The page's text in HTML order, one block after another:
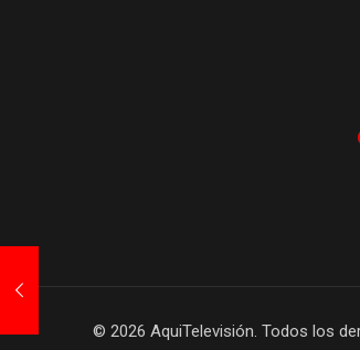
© 2026 AquiTelevisión. Todos los